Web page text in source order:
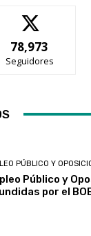
78,973
Seguidores
PÚBLICO Y
Público y
por el